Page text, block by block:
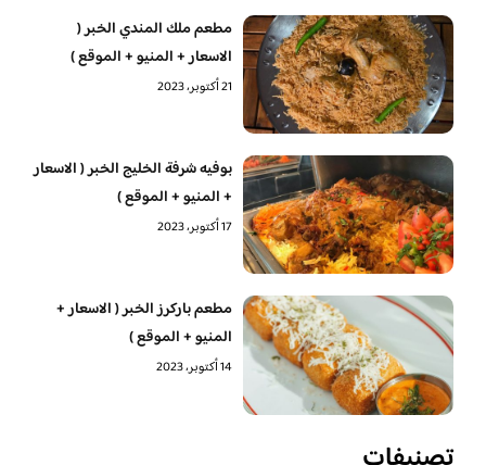
مطعم ملك المندي الخبر (
الاسعار + المنيو + الموقع )
21 أكتوبر، 2023
بوفيه شرفة الخليج الخبر ( الاسعار
+ المنيو + الموقع )
17 أكتوبر، 2023
مطعم باركرز الخبر ( الاسعار +
المنيو + الموقع )
14 أكتوبر، 2023